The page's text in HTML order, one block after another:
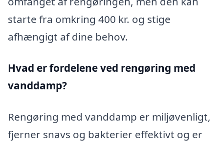
starte fra omkring 400 kr. og stige
afhængigt af dine behov.
Hvad er fordelene ved rengøring med
vanddamp?
Rengøring med vanddamp er miljøvenligt,
fjerner snavs og bakterier effektivt og er